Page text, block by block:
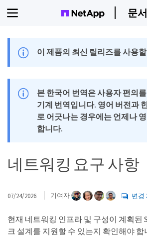
문서
이 제품의 최신 릴리즈를 사용
본 한국어 번역은 사용자 편의
기계 번역입니다. 영어 버전과
로 어긋나는 경우에는 언제나
합니다.
네트워킹 요구 사항
07/24/2026 기여자 변경
현재 네트워킹 인프라 및 구성이 계획된
크 설계를 지원할 수 있는지 확인해야 합